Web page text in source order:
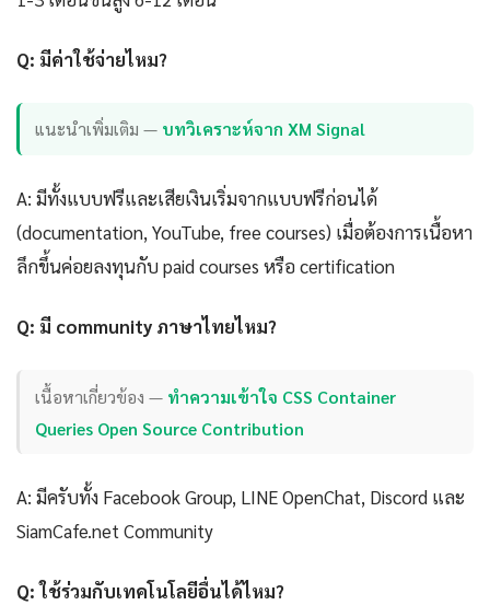
Q: มีค่าใช้จ่ายไหม?
แนะนำเพิ่มเติม — บทวิเคราะห์จาก XM Signal
A: มีทั้งแบบฟรีและเสียเงินเริ่มจากแบบฟรีก่อนได้
(documentation, YouTube, free courses) เมื่อต้องการเนื้อหา
ลึกขึ้นค่อยลงทุนกับ paid courses หรือ certification
Q: มี community ภาษาไทยไหม?
เนื้อหาเกี่ยวข้อง — ทำความเข้าใจ CSS Container
Queries Open Source Contribution
A: มีครับทั้ง Facebook Group, LINE OpenChat, Discord และ
SiamCafe.net Community
Q: ใช้ร่วมกับเทคโนโลยีอื่นได้ไหม?